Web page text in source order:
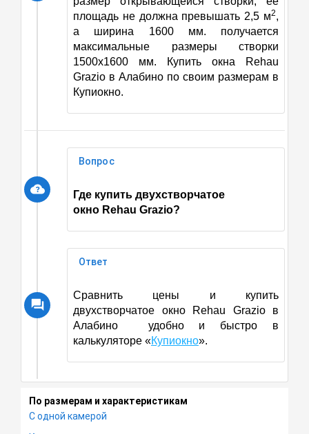
площадь не должна превышать 2,5 м2,
а ширина 1600 мм. получается
максимальные размеры створки
1500х1600 мм. Купить окна Rehau
Grazio в Алабино по своим размерам в
Купиокно.
Вопрос
Где купить двухстворчатое
окно Rehau Grazio?
Ответ
Сравнить цены и купить
двухстворчатое окно Rehau Grazio в
Алабино удобно и быстро в
калькуляторе «Купиокно».
По размерам и характеристикам
С одной камерой